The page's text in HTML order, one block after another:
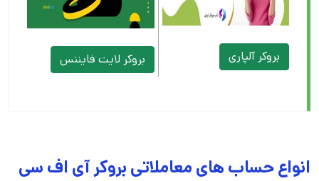
بروکر آلپاری بروکر لایت فایننس
انواع حساب های معاملاتی بروکر آی اف سی